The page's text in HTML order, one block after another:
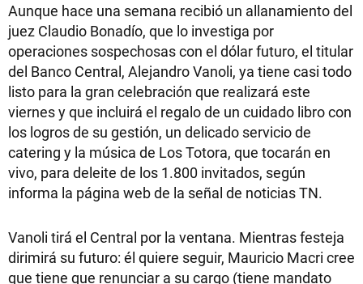
Aunque hace una semana recibió un allanamiento del
juez Claudio Bonadío, que lo investiga por
operaciones sospechosas con el dólar futuro, el titular
del Banco Central, Alejandro Vanoli, ya tiene casi todo
listo para la gran celebración que realizará este
viernes y que incluirá el regalo de un cuidado libro con
los logros de su gestión, un delicado servicio de
catering y la música de Los Totora, que tocarán en
vivo, para deleite de los 1.800 invitados, según
informa la página web de la señal de noticias TN.
Vanoli tirá el Central por la ventana. Mientras festeja
dirimirá su futuro: él quiere seguir, Mauricio Macri cree
que tiene que renunciar a su cargo (tiene mandato